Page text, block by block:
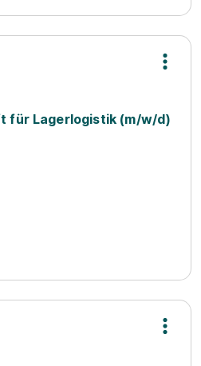
für Lagerlogistik (m/w/d)